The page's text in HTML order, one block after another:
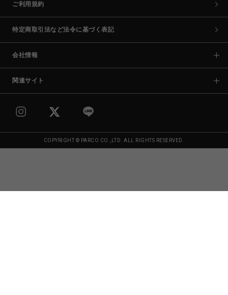
ご利用規約
特定商取引法など法令に基づく表記
会社情報
関連サイト
COPYRIGHT © PARCO CO.,LTD. ALL RIGHTS RESERVED.